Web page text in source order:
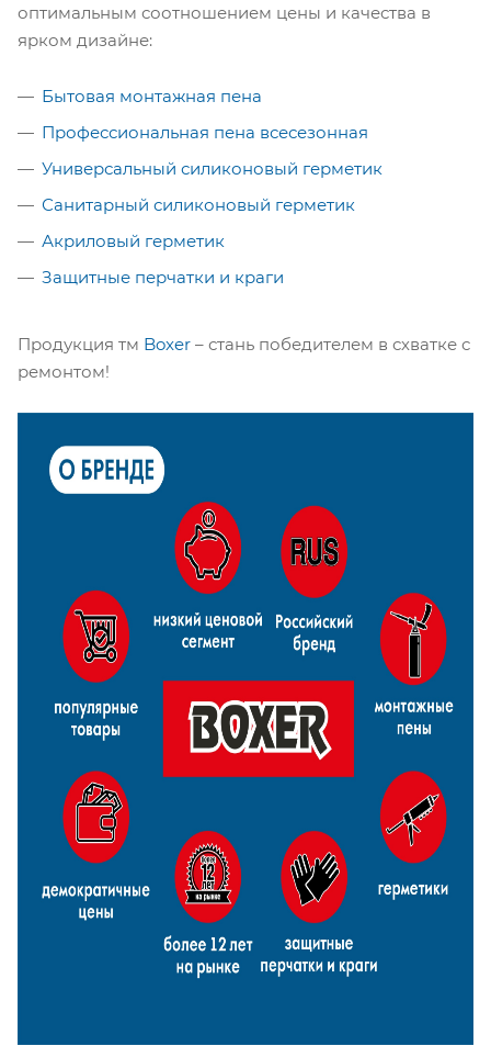
оптимальным соотношением цены и качества в
ярком дизайне:
Бытовая монтажная пена
Профессиональная пена всесезонная
Универсальный силиконовый герметик
Санитарный силиконовый герметик
Акриловый герметик
Защитные перчатки и краги
Продукция тм Boxer – стань победителем в схватке с
ремонтом!